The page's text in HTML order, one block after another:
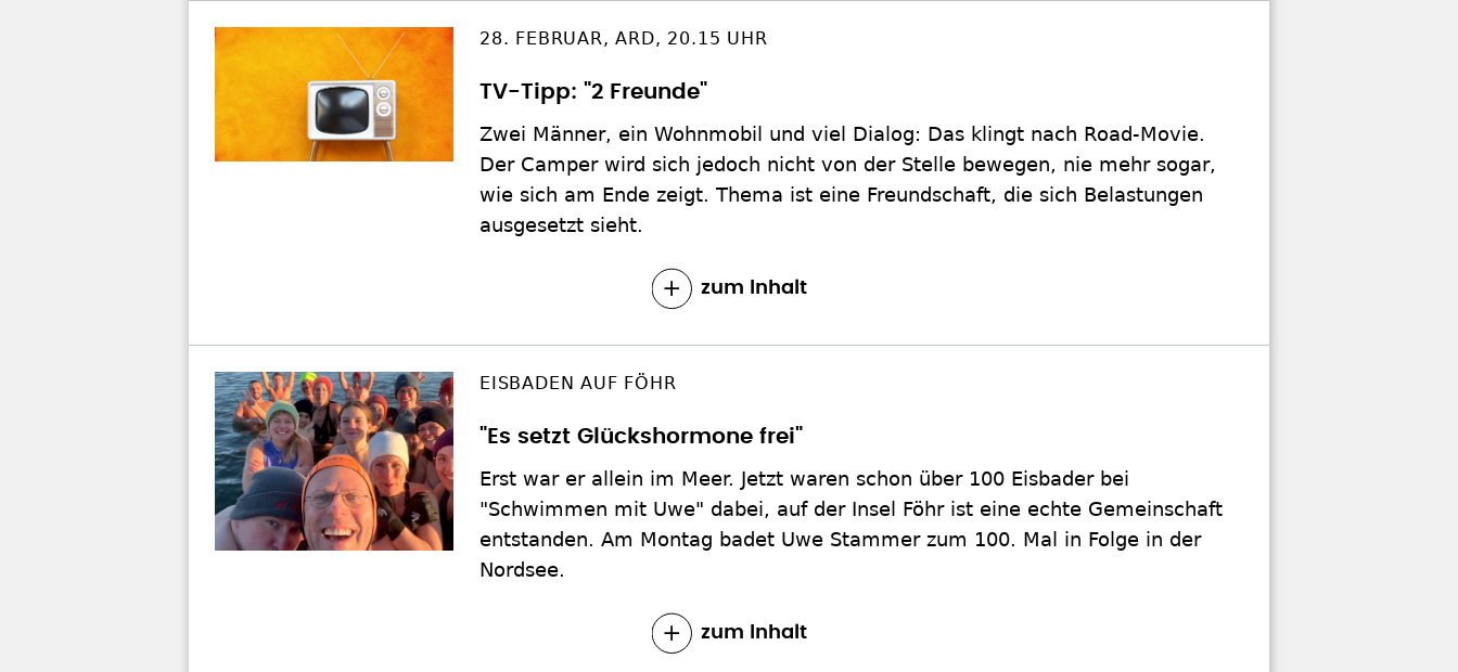
28. FEBRUAR, ARD, 20.15 UHR
TV-Tipp: "2 Freunde"
Zwei Männer, ein Wohnmobil und viel Dialog: Das klingt nach Road-Movie.
Der Camper wird sich jedoch nicht von der Stelle bewegen, nie mehr sogar,
wie sich am Ende zeigt. Thema ist eine Freundschaft, die sich Belastungen
ausgesetzt sieht.
zum Inhalt
EISBADEN AUF FÖHR
"Es setzt Glückshormone frei"
Erst war er allein im Meer. Jetzt waren schon über 100 Eisbader bei
"Schwimmen mit Uwe" dabei, auf der Insel Föhr ist eine echte Gemeinschaft
entstanden. Am Montag badet Uwe Stammer zum 100. Mal in Folge in der
Nordsee.
zum Inhalt